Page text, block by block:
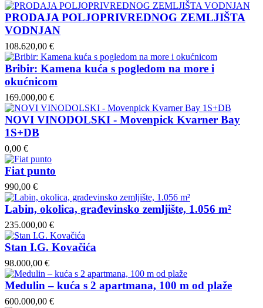
PRODAJA POLJOPRIVREDNOG ZEMLJIŠTA
VODNJAN
108.620,00 €
Bribir: Kamena kuća s pogledom na more i
okućnicom
169.000,00 €
NOVI VINODOLSKI - Movenpick Kvarner Bay
1S+DB
0,00 €
Fiat punto
990,00 €
Labin, okolica, građevinsko zemljište, 1.056 m²
235.000,00 €
Stan I.G. Kovačića
98.000,00 €
Medulin – kuća s 2 apartmana, 100 m od plaže
600.000,00 €